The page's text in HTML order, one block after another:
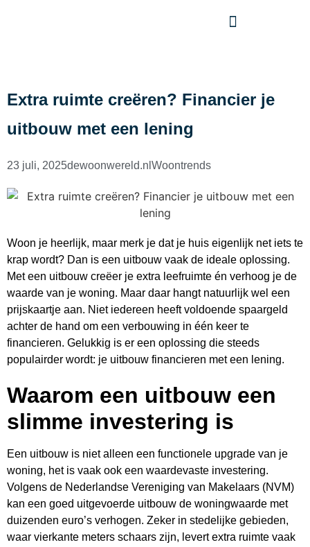
Extra ruimte creëren? Financier je
uitbouw met een lening
23 juli, 2025dewoonwereld.nl Woontrends
Woon je heerlijk, maar merk je dat je huis eigenlijk net iets te
krap wordt? Dan is een uitbouw vaak de ideale oplossing.
Met een uitbouw creëer je extra leefruimte én verhoog je de
waarde van je woning. Maar daar hangt natuurlijk wel een
prijskaartje aan. Niet iedereen heeft voldoende spaargeld
achter de hand om een verbouwing in één keer te
financieren. Gelukkig is er een oplossing die steeds
populairder wordt: je uitbouw financieren met een lening.
Waarom een uitbouw een
slimme investering is
Een uitbouw is niet alleen een functionele upgrade van je
woning, het is vaak ook een waardevaste investering.
Volgens de Nederlandse Vereniging van Makelaars (NVM)
kan een goed uitgevoerde uitbouw de woningwaarde met
duizenden euro’s verhogen. Zeker in stedelijke gebieden,
waar vierkante meters schaars zijn, levert extra ruimte vaak